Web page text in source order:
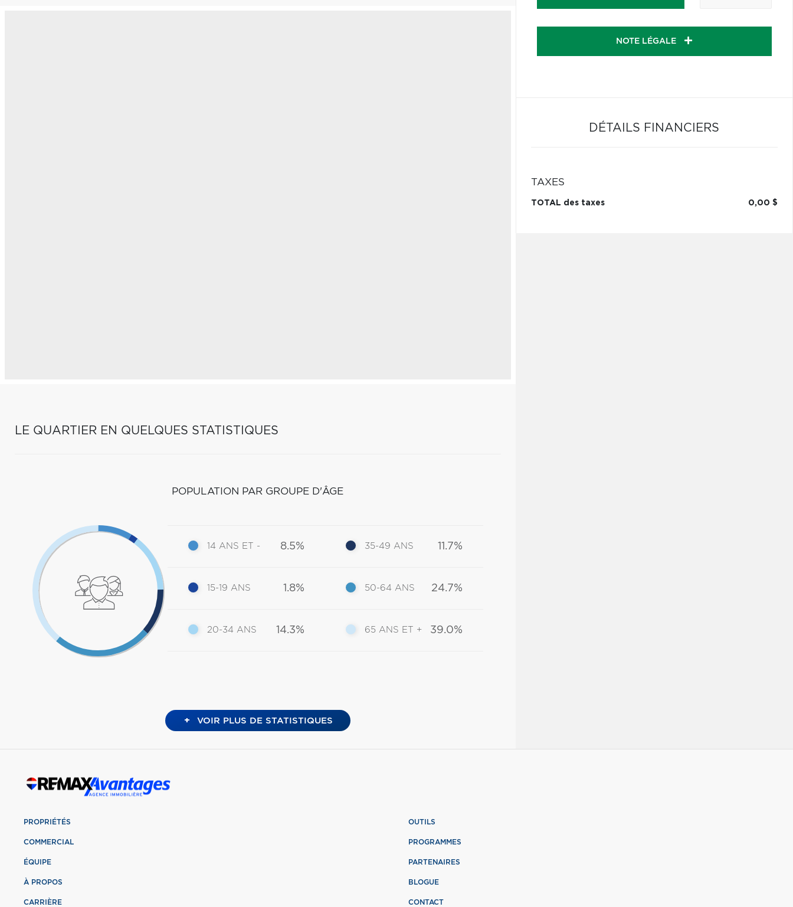
LE QUARTIER EN QUELQUES STATISTIQUES
POPULATION PAR GROUPE D'ÂGE
14 ANS ET - 8.5%
15-19 ANS 1.8%
20-34 ANS 14.3%
35-49 ANS 11.7%
50-64 ANS 24.7%
65 ANS ET + 39.0%
+ VOIR PLUS DE STATISTIQUES
NOTE LÉGALE
DÉTAILS FINANCIERS
TAXES
TOTAL des taxes 0,00 $
PROPRIÉTÉS
COMMERCIAL
ÉQUIPE
À PROPOS
CARRIÈRE
OUTILS
PROGRAMMES
PARTENAIRES
BLOGUE
CONTACT